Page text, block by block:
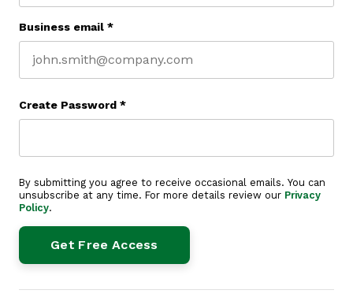
Business email *
Create Password *
By submitting you agree to receive occasional emails. You can
unsubscribe at any time. For more details review our Privacy
Policy.